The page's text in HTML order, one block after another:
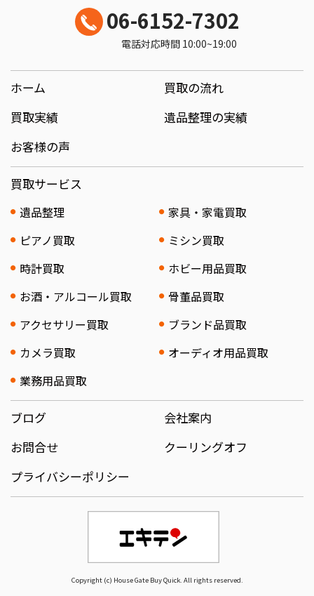
06-6152-7302
電話対応時間 10:00~19:00
ホーム
買取の流れ
買取実績
遺品整理の実績
お客様の声
買取サービス
遺品整理
家具・家電買取
ピアノ買取
ミシン買取
時計買取
ホビー用品買取
お酒・アルコール買取
骨董品買取
アクセサリー買取
ブランド品買取
カメラ買取
オーディオ用品買取
業務用品買取
ブログ
会社案内
お問合せ
クーリングオフ
プライバシーポリシー
Copyright (c) House Gate Buy Quick. All rights reserved.